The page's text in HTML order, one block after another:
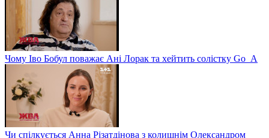
Чому Іво Бобул поважає Ані Лорак та хейтить солістку Go_A
Чи спілкується Анна Різатдінова з колишнім Олександром